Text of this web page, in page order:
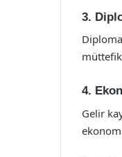
3.
4.
Gelir